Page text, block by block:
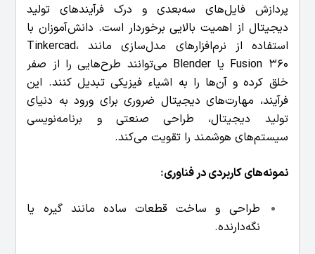
پردازش فایل‌های سه‌بعدی و درک فرآیندهای تولید
دیجیتال از اهمیت بالایی برخوردار است. دانش‌آموزان با
استفاده از نرم‌افزارهای مدل‌سازی مانند Tinkercad،
Fusion 360 یا Blender می‌توانند طرح‌هایی را از صفر
خلق کرده و آن‌ها را به اشیاء فیزیکی تبدیل کنند. این
فرآیند، مهارت‌های دیجیتال ضروری برای ورود به دنیای
تولید دیجیتال، طراحی صنعتی و برنامه‌نویسی
سیستم‌های هوشمند را تقویت می‌کند.
نمونه‌های کاربردی درفناوری:
طراحی و ساخت قطعات ساده مانند گیره یا
نگه‌دارنده.